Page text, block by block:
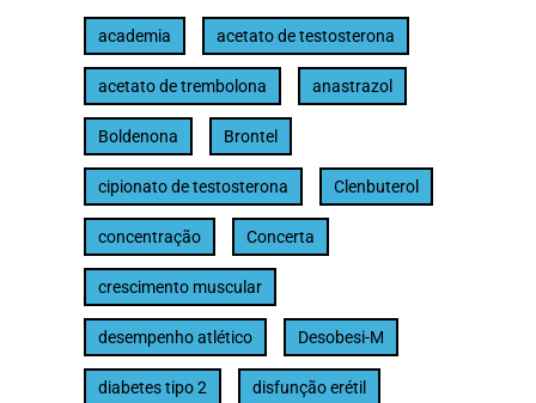
academia acetato de testosterona
acetato de trembolona anastrazol
Boldenona Brontel
cipionato de testosterona Clenbuterol
concentração Concerta
crescimento muscular
desempenho atlético Desobesi-M
diabetes tipo 2 disfunção erétil